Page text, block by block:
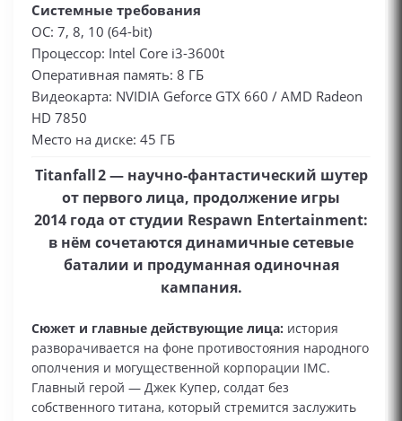
Системные требования
ОС: 7, 8, 10 (64-bit)
Процессор: Intel Core i3-3600t
Оперативная память: 8 ГБ
Видеокарта: NVIDIA Geforce GTX 660 / AMD Radeon
HD 7850
Место на диске: 45 ГБ
Titanfall 2 — научно‑фантастический шутер
от первого лица, продолжение игры
2014 года от студии Respawn Entertainment:
в нём сочетаются динамичные сетевые
баталии и продуманная одиночная
кампания.
Сюжет и главные действующие лица: история
разворачивается на фоне противостояния народного
ополчения и могущественной корпорации IMC.
Главный герой — Джек Купер, солдат без
собственного титана, который стремится заслужить